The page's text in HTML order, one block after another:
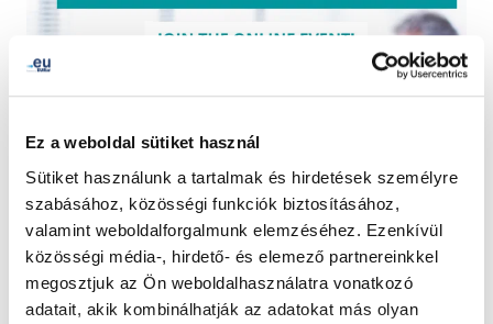
Ez a weboldal sütiket használ
Sütiket használunk a tartalmak és hirdetések személyre
szabásához, közösségi funkciók biztosításához,
valamint weboldalforgalmunk elemzéséhez. Ezenkívül
közösségi média-, hirdető- és elemező partnereinkkel
megosztjuk az Ön weboldalhasználatra vonatkozó
adatait, akik kombinálhatják az adatokat más olyan
megosztás LinkedInTwitterFacebook